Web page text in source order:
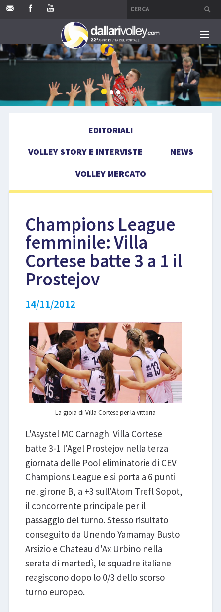
HOME
EDITORIALI
VOLLEY MERCATO
COMPETIZIONI
EVENTI
LIBRI
EDITORIALI
VOLLEY STORY E INTERVISTE
NEWS
VOLLEY MERCATO
Champions League
femminile: Villa
Cortese batte 3 a 1 il
Prostejov
14/11/2012
La gioia di Villa Cortese per la vittoria
L'Asystel MC Carnaghi Villa Cortese
batte 3-1 l'Agel Prostejov nella terza
giornata delle Pool eliminatorie di CEV
Champions League e si porta a 6 punti
nel girone B, a +3 sull'Atom Trefl Sopot,
il concorrente principale per il
passaggio del turno. Stesso risultato
conseguito da Unendo Yamamay Busto
Arsizio e Chateau d'Ax Urbino nella
serata di martedì, le squadre italiane
reagiscono dopo lo 0/3 dello scorso
turno europeo.